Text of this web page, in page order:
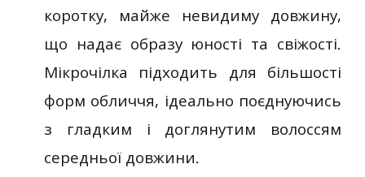
коротку, майже невидиму довжину,
що надає образу юності та свіжості.
Мікрочілка підходить для більшості
форм обличчя, ідеально поєднуючись
з гладким і доглянутим волоссям
середньої довжини.